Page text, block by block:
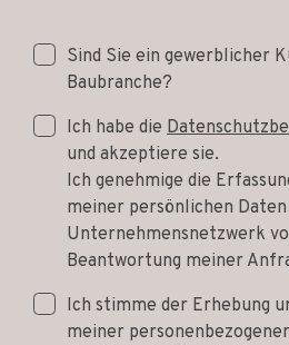
Sind Sie ein gewerblicher
Baubranche?
Ich habe die
und akzeptiere sie.
Ich genehmige die
meiner persönlichen Daten
Unternehmensnetzwerk
Beantwortung meiner
Ich stimme der Erhebung
meiner